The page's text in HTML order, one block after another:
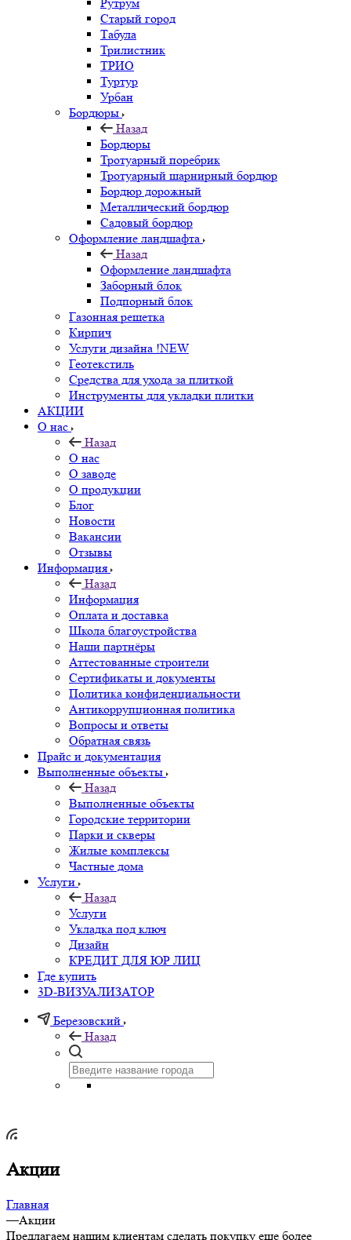
Старый город
Табула
Трилистник
ТРИО
Туртур
Урбан
Бордюры
Назад
Бордюры
Тротуарный поребрик
Тротуарный шарнирный бордюр
Бордюр дорожный
Металлический бордюр
Садовый бордюр
Оформление ландшафта
Назад
Оформление ландшафта
Заборный блок
Подпорный блок
Газонная решетка
Кирпич
Услуги дизайна !NEW
Геотекстиль
Средства для ухода за плиткой
Инструменты для укладки плитки
АКЦИИ
О нас
Назад
О нас
О заводе
О продукции
Блог
Новости
Вакансии
Отзывы
Информация
Назад
Информация
Оплата и доставка
Школа благоустройства
Наши партнёры
Аттестованные строители
Сертификаты и документы
Политика конфиденциальности
Антикоррупционная политика
Вопросы и ответы
Обратная связь
Прайс и документация
Выполненные объекты
Назад
Выполненные объекты
Городские территории
Парки и скверы
Жилые комплексы
Частные дома
Услуги
Назад
Услуги
Укладка под ключ
Дизайн
КРЕДИТ ДЛЯ ЮР ЛИЦ
Где купить
3D-ВИЗУАЛИЗАТОР
Березовский
Назад
Акции
Главная
—Акции
Предлагаем нашим клиентам сделать покупку еще более